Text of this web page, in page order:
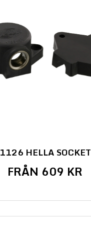
1126 HELLA SOCKET
FRÅN 609 KR